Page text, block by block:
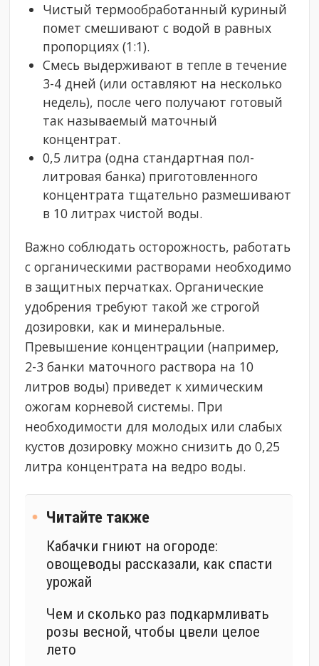
Чистый термообработанный куриный
помет смешивают с водой в равных
пропорциях (1:1).
Смесь выдерживают в тепле в течение
3-4 дней (или оставляют на несколько
недель), после чего получают готовый
так называемый маточный
концентрат.
0,5 литра (одна стандартная пол-
литровая банка) приготовленного
концентрата тщательно размешивают
в 10 литрах чистой воды.
Важно соблюдать осторожность, работать
с органическими растворами необходимо
в защитных перчатках. Органические
удобрения требуют такой же строгой
дозировки, как и минеральные.
Превышение концентрации (например,
2-3 банки маточного раствора на 10
литров воды) приведет к химическим
ожогам корневой системы. При
необходимости для молодых или слабых
кустов дозировку можно снизить до 0,25
литра концентрата на ведро воды.
Читайте также
Кабачки гниют на огороде:
овощеводы рассказали, как спасти
урожай
Чем и сколько раз подкармливать
розы весной, чтобы цвели целое
лето